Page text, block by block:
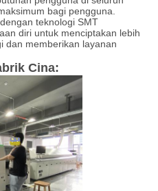
bagi pengguna.
teknologi SMT
diri untuk menciptakan lebih
dan memberikan layanan
Cina: